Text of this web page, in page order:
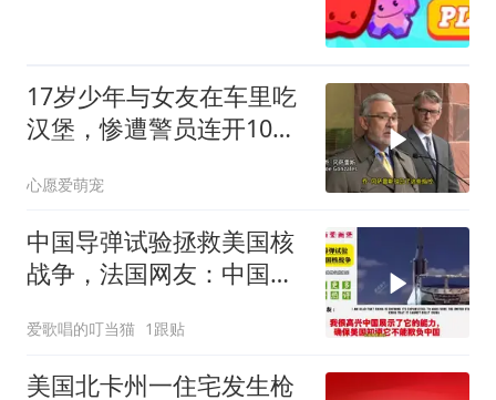
17岁少年与女友在车里吃
汉堡，惨遭警员连开10
心愿爱萌宠
中国导弹试验拯救美国核
战争，法国网友：中国终
爱歌唱的叮当猫 1跟贴
美国北卡州一住宅发生枪